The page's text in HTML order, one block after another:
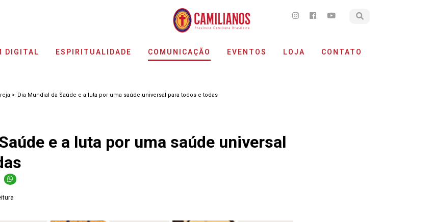
DIGITAL ESPIRITUALIDADE COMUNICAÇÃO EVENTOS LOJA CONTATO
> Dia Mundial da Saúde e a luta por uma saúde universal para todos e todas
e a luta por uma saúde universal